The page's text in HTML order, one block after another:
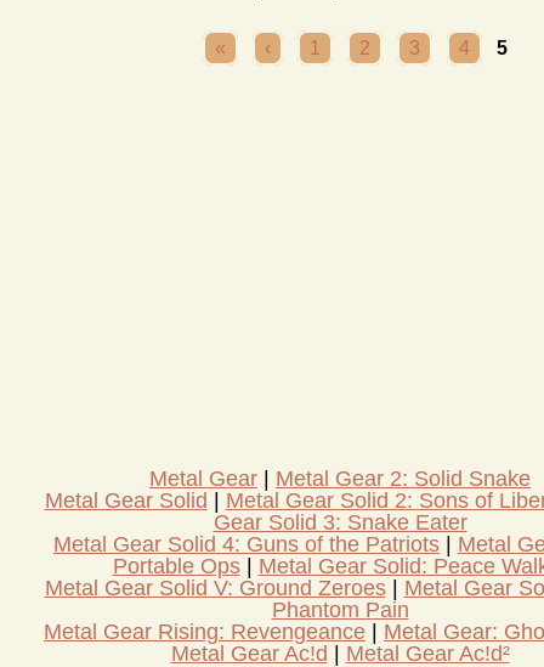
PAGINE« ‹ 1 2 3 4 5
Metal Gear
Metal Gear 2: Solid Snake
Metal Gear Solid
Metal Gear Solid 2: Sons of
Gear Solid 3: Snake Eater
Metal Gear Solid 4: Guns of the Patriots
Metal
Portable Ops
Metal Gear Solid: Peace
Metal Gear Solid V: Ground Zeroes
Metal Gear
Phantom Pain
Metal Gear Rising: Revengeance
Metal Gear:
Metal Gear Ac!d
Metal Gear Ac!d²